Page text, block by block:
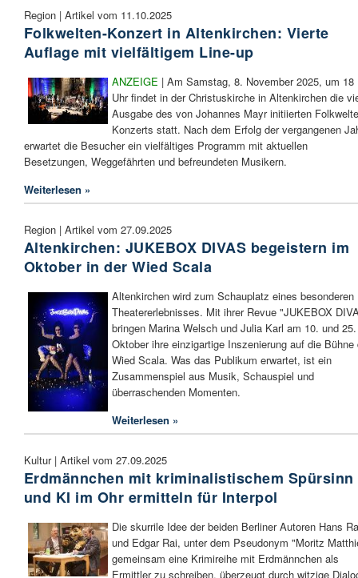
Region | Artikel vom 11.10.2025
Folkwelten-Konzert in Altenkirchen: Vierte
Auflage mit vielfältigem Line-up
ANZEIGE | Am Samstag, 8. November 2025, um 18
Uhr findet in der Christuskirche in Altenkirchen die
Ausgabe des von Johannes Mayr initiierten
Konzerts statt. Nach dem Erfolg der vergangenen
erwartet die Besucher ein vielfältiges Programm mit aktuellen
Besetzungen, Weggefährten und befreundeten Musikern.
Weiterlesen »
Region | Artikel vom 27.09.2025
Altenkirchen: JUKEBOX DIVAS begeistern im
Oktober in der Wied Scala
Altenkirchen wird zum Schauplatz eines besonderen
Theatererlebnisses. Mit ihrer Revue "JUKEBOX
bringen Marina Welsch und Julia Karl am 10. und 25.
Oktober ihre einzigartige Inszenierung auf die Bühne
Wied Scala. Was das Publikum erwartet, ist ein
Zusammenspiel aus Musik, Schauspiel und
überraschenden Momenten.
Weiterlesen »
Kultur | Artikel vom 27.09.2025
Erdmännchen mit kriminalistischem Spürsinn
und KI im Ohr ermitteln für Interpol
Die skurrile Idee der beiden Berliner Autoren Hans
und Edgar Rai, unter dem Pseudonym "Moritz
gemeinsam eine Krimireihe mit Erdmännchen als
Ermittler zu schreiben, überzeugt durch witzige